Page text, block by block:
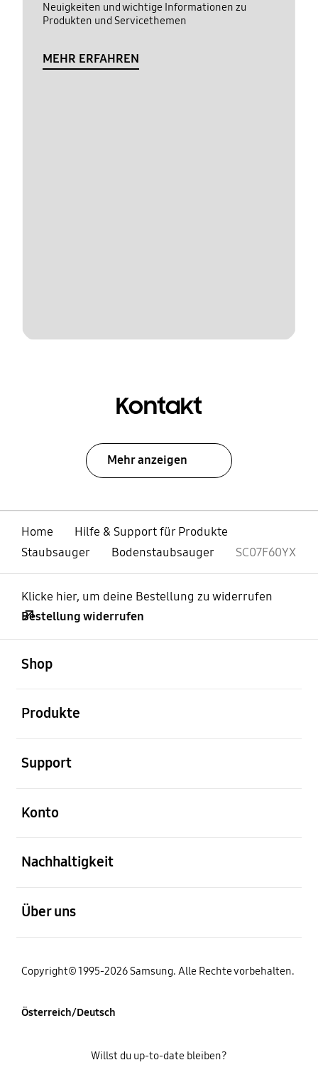
Neuigkeiten und wichtige Informationen zu
Produkten und Servicethemen
MEHR ERFAHREN
Kontakt
Mehr anzeigen
Home
Hilfe & Support für Produkte
Staubsauger
Bodenstaubsauger SC07F60YX
Klicke hier, um deine Bestellung zu widerrufen
Bestellung widerrufen
Shop
Produkte
Support
Konto
Nachhaltigkeit
Über uns
Copyright© 1995-2026 Samsung. Alle Rechte vorbehalten.
Österreich/Deutsch
Willst du up-to-date bleiben?